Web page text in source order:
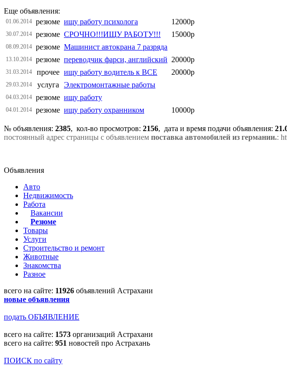
Еще объявления:
01.06.2014 резюме ищу работу психолога 12000р
30.07.2014 резюме СРОЧНО!!!ИЩУ РАБОТУ!!! 15000р
08.09.2014 резюме Машинист автокрана 7 разряда
13.10.2014 резюме переводчик фарси, английский 20000р
31.03.2014 прочее ищу работу водитель к ВСЕ 20000р
29.03.2014 услуга Электромонтажные работы
04.03.2014 резюме ищу работу
04.01.2014 резюме ищу работу охранником 10000р
№ объявления: 2385, кол-во просмотров: 2156, дата и время подачи объявления:
постоянный адрес страницы с объявлением поставка автомобилей из германии.:
Объявления
Авто
Недвижимость
Работа
Вакансии
Резюме
Товары
Услуги
Строительство и ремонт
Животные
Знакомства
Разное
всего на сайте: 11926 объявлений Астрахани
новые объявления
подать ОБЪЯВЛЕНИЕ
всего на сайте: 1573 организаций Астрахани
всего на сайте: 951 новостей про Астрахань
ПОИСК по сайту